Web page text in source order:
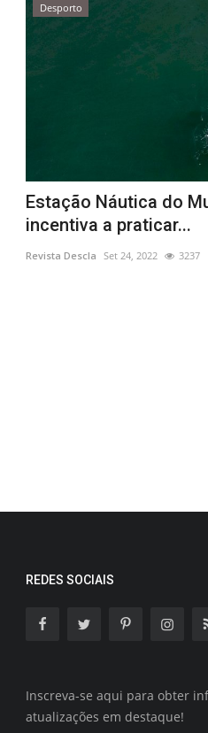
Desporto
Estação Náutica do
incentiva a praticar...
Revista Descla Set 24, 2022 3237
REDES SOCIAIS
Inscreva-se aqui para obter
atualizações em destaque!